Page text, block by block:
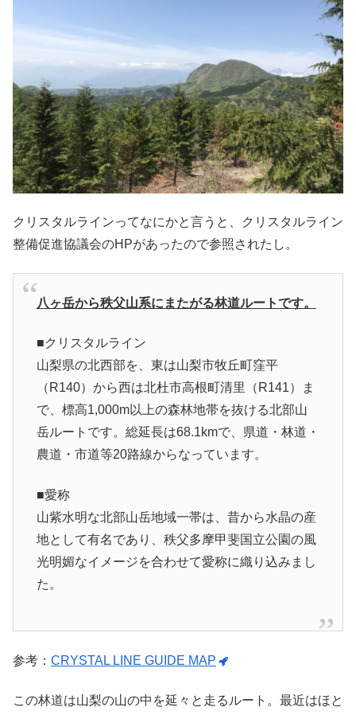
クリスタルラインってなにかと言うと、クリスタルライン
整備促進協議会のHPがあったので参照されたし。
八ヶ岳から秩父山系にまたがる林道ルートです。
■クリスタルライン
山梨県の北西部を、東は山梨市牧丘町窪平
（R140）から西は北杜市高根町清里（R141）ま
で、標高1,000m以上の森林地帯を抜ける北部山
岳ルートです。総延長は68.1kmで、県道・林道・
農道・市道等20路線からなっています。
■愛称
山紫水明な北部山岳地域一帯は、昔から水晶の産
地として有名であり、秩父多摩甲斐国立公園の風
光明媚なイメージを合わせて愛称に織り込みまし
た。
参考： CRYSTAL LINE GUIDE MAP
この林道は山梨の山の中を延々と走るルート。最近はほと